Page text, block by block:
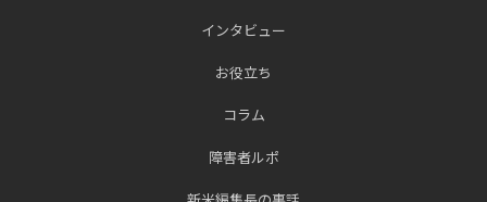
インタビュー
お役立ち
コラム
障害者ルポ